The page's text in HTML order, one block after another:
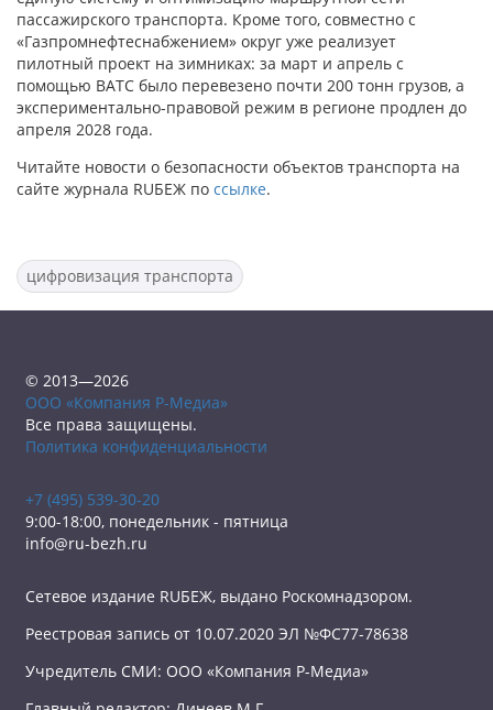
пассажирского транспорта. Кроме того, совместно с
«Газпромнефтеснабжением» округ уже реализует
пилотный проект на зимниках: за март и апрель с
помощью ВАТС было перевезено почти 200 тонн грузов, а
экспериментально-правовой режим в регионе продлен до
апреля 2028 года.
Читайте новости о безопасности объектов транспорта на
сайте журнала RUБЕЖ по ссылке.
цифровизация транспорта
© 2013—2026
ООО «Компания Р-Медиа»
Все права защищены.
Политика конфиденциальности
+7 (495) 539-30-20
9:00-18:00, понедельник - пятница
info@ru-bezh.ru
Сетевое издание RUБЕЖ, выдано Роскомнадзором.
Реестровая запись от 10.07.2020 ЭЛ №ФС77-78638
Учредитель СМИ: ООО «Компания Р-Медиа»